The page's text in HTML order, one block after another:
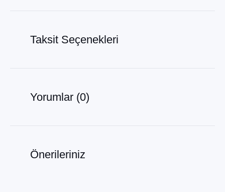
Taksit Seçenekleri
Yorumlar (0)
Önerileriniz